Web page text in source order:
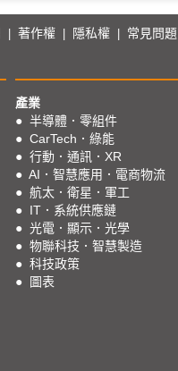
著作權 隱私權 常見問題
產業
● 半導體．零組件
● CarTech．綠能
● 行動．通訊．XR
● AI．智慧應用．電商物流
● 航太．衛星．軍工
● IT．系統供應鏈
● 光電．顯示．光學
● 物聯科技．智慧製造
● 科技政策
●
圖表